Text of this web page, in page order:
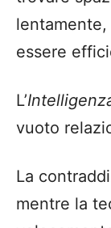
essere
L’
vuoto
La
mentre la